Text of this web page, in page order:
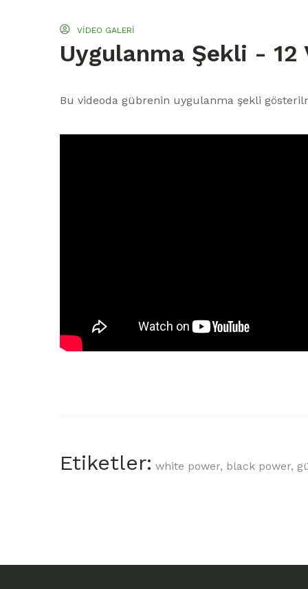
VIDEO GALERI
Uygulanma Şekli -
Bu videoda gübrenin uygulanma şekli
Etiketler: white power, black power,